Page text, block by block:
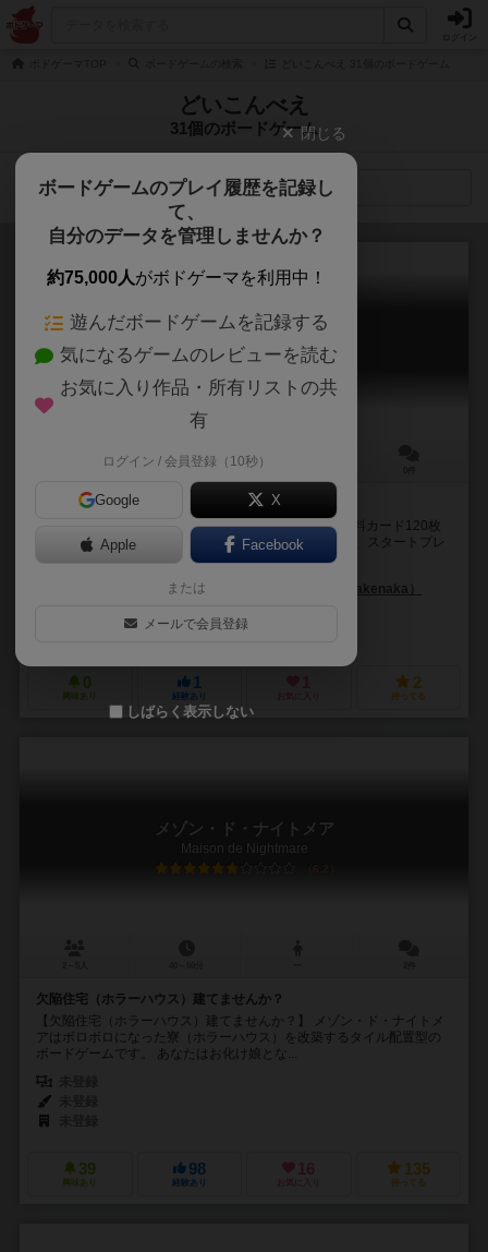
どいこんべえ
31個のボードゲーム
検索メニュー
MOGU MOGU トラベル
MOGU MOGU Travel
30～60分
島で一番の料理人を目指せ！
-内容物- マップ、料理カード20枚、国カード20枚、材料カード120枚
(20枚×6種)、イベントカード16枚、ゴールカード16枚、スタートプレ
イヤーカード（Sカード）1枚...
角木 正樹（Masaki Tsunoki）
竹中 淳（Jun Takenaka）
うめだ印刷株式会社（Umeda Printing）
0
興味あり
1
経験あり
2
持ってる
メゾン・ド・ナイトメア
Maison de Nightmare
6.2
欠陥住宅（ホラーハウス）建てませんか？
【欠陥住宅（ホラーハウス）建てませんか？】 メゾン・ド・ナイトメ
アはボロボロになった寮（ホラーハウス）を改築するタイル配置型の
ボードゲームです。 あなたはお化け娘とな...
39
興味あり
98
経験あり
16
お気に入り
135
持ってる
閉じる
ボードゲームのプレイ履歴を記録し
て、
自分のデータを管理しませんか？
約75,000人がボドゲーマを利用中！
遊んだボードゲームを記録する
気になるゲームのレビューを読む
お気に入り作品・所有リストの共
有
ログイン / 会員登録（10秒）
Google X
Apple Facebook
または
メールで会員登録
しばらく表示しない